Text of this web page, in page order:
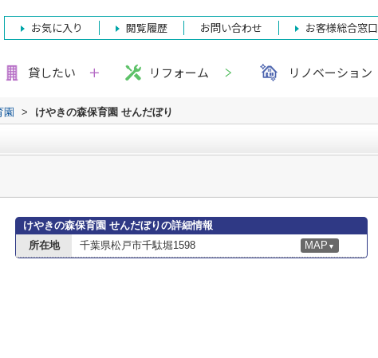
お気に入り 閲覧履歴 お問い合わせ お客様総合窓口
貸したい リフォーム リノベーション
園 > けやきの森保育園 せんだぼり
けやきの森保育園 せんだぼりの詳細情報
所在地
千葉県松戸市千駄堀1598 MAP ▼